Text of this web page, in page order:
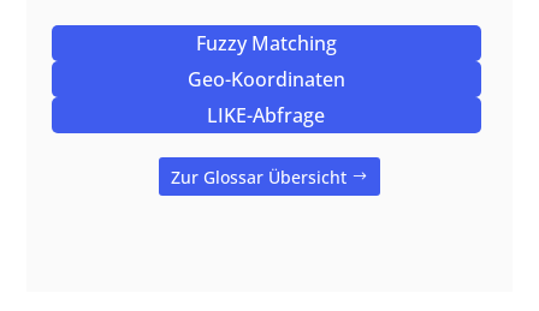
Fuzzy Matching
Geo-Koordinaten
LIKE-Abfrage
Zur Glossar Übersicht